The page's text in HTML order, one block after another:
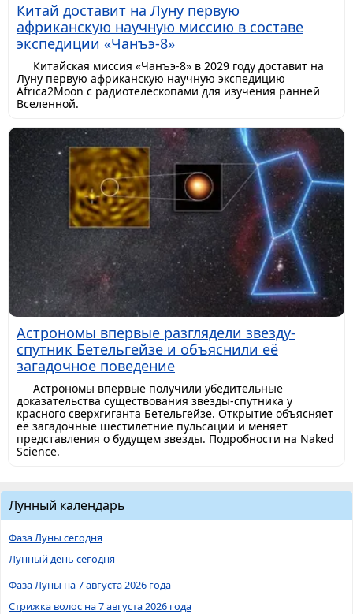
Китай доставит на Луну первую
африканскую научную миссию в составе
экспедиции «Чанъэ-8»
Китайская миссия «Чанъэ-8» в 2029 году доставит на
Луну первую африканскую научную экспедицию
Africa2Moon с радиотелескопами для изучения ранней
Вселенной.
Астрономы впервые разглядели звезду-
спутник Бетельгейзе и объяснили её
загадочное поведение
Астрономы впервые получили убедительные
доказательства существования звезды-спутника у
красного сверхгиганта Бетельгейзе. Открытие объясняет
её загадочные шестилетние пульсации и меняет
представления о будущем звезды. Подробности на Naked
Science.
Лунный календарь
Фаза Луны сегодня
Лунный день сегодня
Фаза Луны на 7 августа 2026 года
Стрижка волос на 7 августа 2026 года